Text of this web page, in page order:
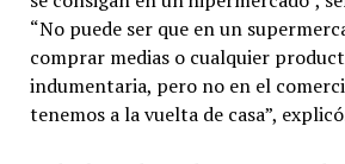
“No puede ser que en un
comprar medias o cualquier
indumentaria, pero no en el
tenemos a la vuelta de casa”,